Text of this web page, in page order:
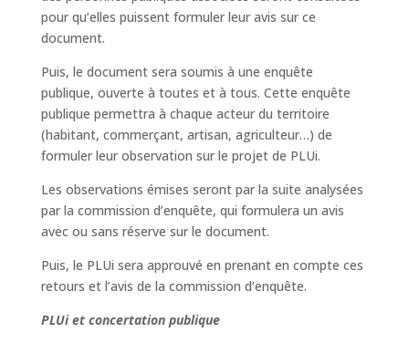
pour qu’elles puissent formuler leur avis sur ce
document.
Puis, le document sera soumis à une enquête
publique, ouverte à toutes et à tous. Cette enquête
publique permettra à chaque acteur du territoire
(habitant, commerçant, artisan, agriculteur…) de
formuler leur observation sur le projet de PLUi.
Les observations émises seront par la suite analysées
par la commission d’enquête, qui formulera un avis
avec ou sans réserve sur le document.
Puis, le PLUi sera approuvé en prenant en compte ces
retours et l’avis de la commission d’enquête.
PLUi et concertation publique